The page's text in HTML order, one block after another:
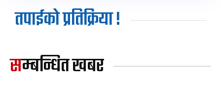
तपाईको प्रतिक्रिया !
सम्बन्धित खबर